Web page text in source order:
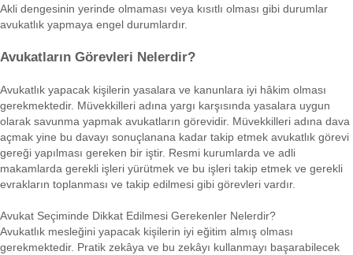
Akli dengesinin yerinde olmaması veya kısıtlı olması gibi durumlar
avukatlık yapmaya engel durumlardır.
Avukatların Görevleri Nelerdir?
Avukatlık yapacak kişilerin yasalara ve kanunlara iyi hâkim olması
gerekmektedir. Müvekkilleri adına yargı karşısında yasalara uygun
olarak savunma yapmak avukatların görevidir. Müvekkilleri adına dava
açmak yine bu davayı sonuçlanana kadar takip etmek avukatlık görevi
gereği yapılması gereken bir iştir. Resmi kurumlarda ve adli
makamlarda gerekli işleri yürütmek ve bu işleri takip etmek ve gerekli
evrakların toplanması ve takip edilmesi gibi görevleri vardır.
Avukat Seçiminde Dikkat Edilmesi Gerekenler Nelerdir?
Avukatlık mesleğini yapacak kişilerin iyi eğitim almış olması
gerekmektedir. Pratik zekâya ve bu zekâyı kullanmayı başarabilecek